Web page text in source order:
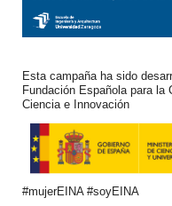
Esta campaña ha sido
Fundación Española para
Ciencia e Innovación
#mujerEINA #soyEINA